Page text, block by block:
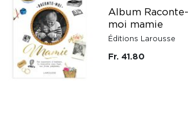
Album Raconte-
moi mamie
Éditions Larousse
Fr. 41.80